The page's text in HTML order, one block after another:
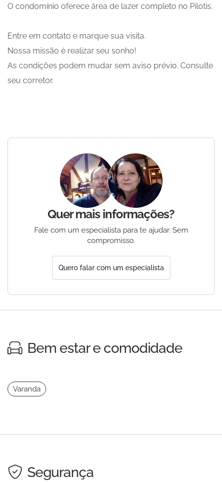
O condomínio oferece área de lazer completo no Pilotis.
Entre em contato e marque sua visita.
Nossa missão é realizar seu sonho!
As condições podem mudar sem aviso prévio. Consulte
seu corretor.
Quer mais informações?
Fale com um especialista para te ajudar. Sem
compromisso.
Quero falar com um especialista
Bem estar e comodidade
Varanda
Segurança